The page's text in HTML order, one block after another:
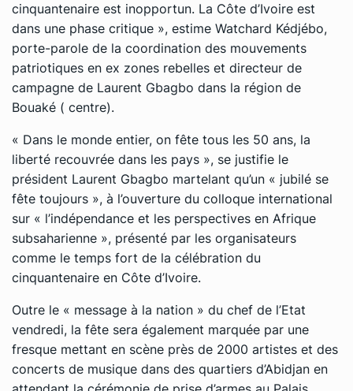
cinquantenaire est inopportun. La Côte d’Ivoire est
dans une phase critique », estime Watchard Kédjébo,
porte-parole de la coordination des mouvements
patriotiques en ex zones rebelles et directeur de
campagne de Laurent Gbagbo dans la région de
Bouaké ( centre).
« Dans le monde entier, on fête tous les 50 ans, la
liberté recouvrée dans les pays », se justifie le
président Laurent Gbagbo martelant qu’un « jubilé se
fête toujours », à l’ouverture du colloque international
sur « l’indépendance et les perspectives en Afrique
subsaharienne », présenté par les organisateurs
comme le temps fort de la célébration du
cinquantenaire en Côte d’Ivoire.
Outre le « message à la nation » du chef de l’Etat
vendredi, la fête sera également marquée par une
fresque mettant en scène près de 2000 artistes et des
concerts de musique dans des quartiers d’Abidjan en